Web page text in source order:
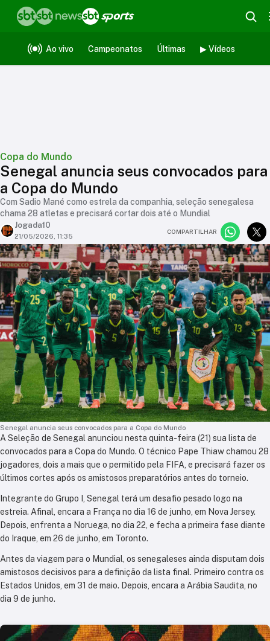
Ao vivo Campeonatos Últimas ▶ Vídeos
Copa do Mundo
Senegal anuncia seus convocados para
a Copa do Mundo
Com Sadio Mané como estrela da companhia, seleção senegalesa
chama 28 atletas e precisará cortar dois até o Mundial
Jogada10
21/05/2026, 11:35
COMPARTILHAR
Senegal anuncia seus convocados para a Copa do Mundo
A Seleção de Senegal anunciou nesta quinta-feira (21) sua lista de
convocados para a Copa do Mundo. O técnico Pape Thiaw chamou 28
jogadores, dois a mais que o permitido pela FIFA, e precisará fazer os
últimos cortes após os amistosos preparatórios antes do torneio.
Integrante do Grupo I, Senegal terá um desafio pesado logo na
estreia. Afinal, encara a França no dia 16 de junho, em Nova Jersey.
Depois, enfrenta a Noruega, no dia 22, e fecha a primeira fase diante
do Iraque, em 26 de junho, em Toronto.
Antes da viagem para o Mundial, os senegaleses ainda disputam dois
amistosos decisivos para a definição da lista final. Primeiro contra os
Estados Unidos, em 31 de maio. Depois, encara a Arábia Saudita, no
dia 9 de junho.